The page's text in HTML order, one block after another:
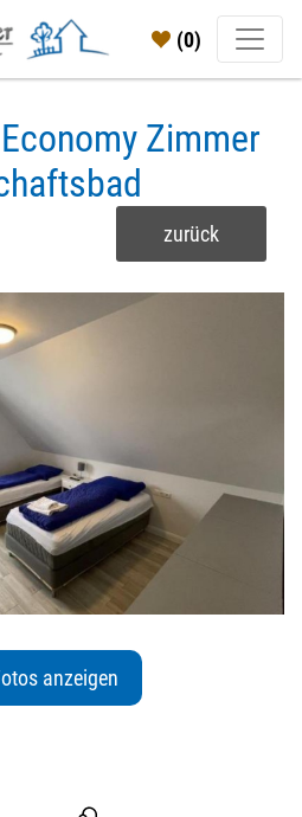
(0)
Zimmer
zurück
anzeigen